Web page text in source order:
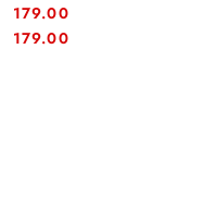
Cena:
179.00
Cena:
179.00